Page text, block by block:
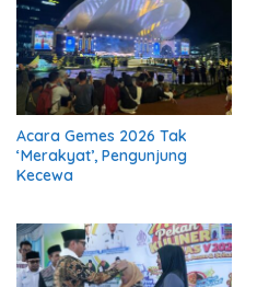
Acara Gemes 2026 Tak
‘Merakyat’, Pengunjung
Kecewa